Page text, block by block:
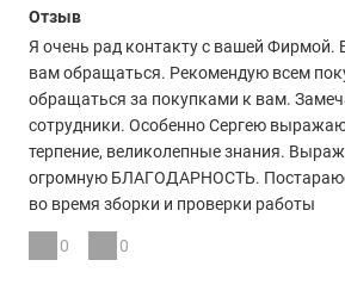
Антивибрационная мягкая ручка
есть
Складная рукоятка для удобства
Ручка переноса травосборника
есть
Вес, кг
Отзыв
Я очень рад контакту с вашей Фирмой.
вам обращаться. Рекомендую всем
обращаться за покупками к вам.
сотрудники. Особенно Сергею
терпение, великолепные знания.
огромную БЛАГОДАРНОСТЬ.
во время зборки и проверки работы
0 0